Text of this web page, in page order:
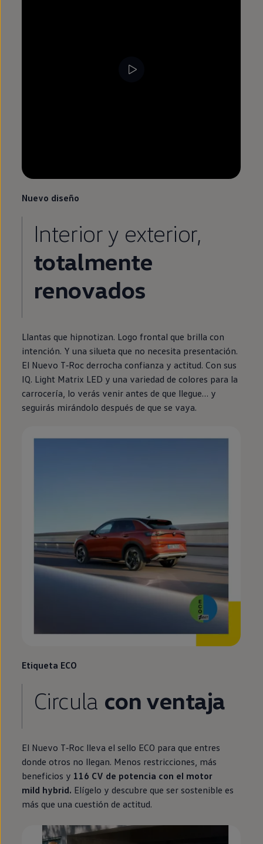
Nuevo diseño
Interior y exterior,
totalmente
renovados
Llantas que hipnotizan. Logo frontal que brilla con
intención. Y una silueta que no necesita presentación.
El Nuevo T‑Roc derrocha confianza y actitud. Con sus
IQ. Light Matrix LED y una variedad de colores para la
carrocería, lo verás venir antes de que llegue… y
seguirás mirándolo después de que se vaya.
Etiqueta ECO
Circula con ventaja
El Nuevo T‑Roc lleva el sello ECO para que entres
donde otros no llegan. Menos restricciones, más
beneficios y 116 CV de potencia con el motor
mild hybrid. Elígelo y descubre que ser sostenible es
más que una cuestión de actitud.